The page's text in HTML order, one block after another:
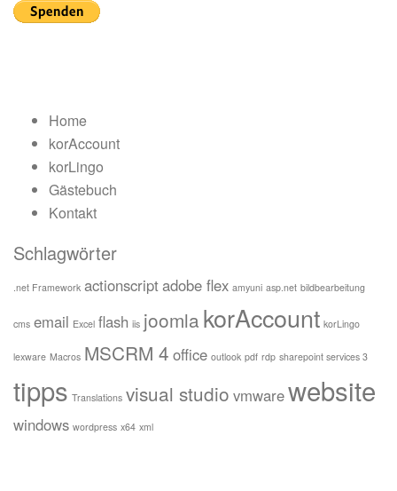
Home
korAccount
korLingo
Gästebuch
Kontakt
Schlagwörter
.net Framework actionscriptadobe flex amyuni asp.net bildbearbeitung
cms email Excel flash iis joomla korAccount korLingo
lexware Macros MSCRM 4 office outlook pdf rdp sharepoint services 3
tipps Translations visual studio vmwarewebsite
windows wordpress x64 xml